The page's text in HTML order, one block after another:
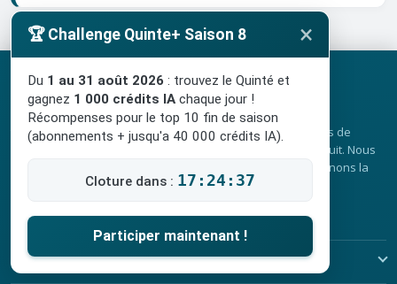
turf.bzh publie le programme complet des courses PMU, plus de
soixante indicateurs par partant et le pronostic Quinté+ gratuit. Nous
ne prenons aucun pari et ne versons aucun gain : nous donnons la
matière et les outils, la méthode reste la vôtre.
Notre fil X YouTube Discord Nous écrire
LES COURSES DU JOUR
🏆 Challenge Quinte+ Saison 8 ×
Du 1 au 31 août 2026 : trouvez le Quinté et
gagnez 1 000 crédits IA chaque jour !
Récompenses pour le top 10 fin de saison
(abonnements + jusqu'a 40 000 crédits IA).
Cloture dans : 17:24:35
Participer maintenant !